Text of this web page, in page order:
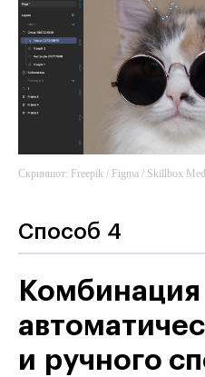
Скриншот: Freepik / Figma / Skillbox
Способ 4
Комбинация
и ручного